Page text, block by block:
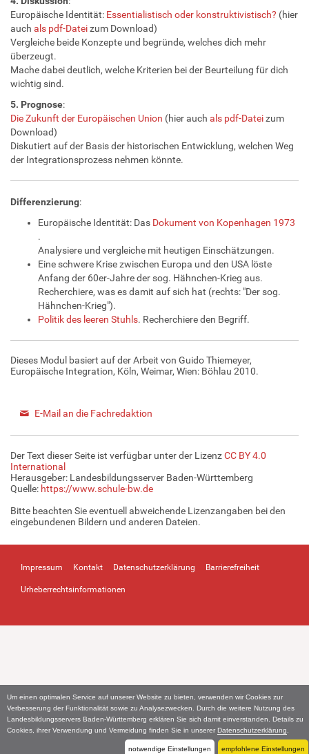
Um einen optimalen Service auf unserer Website zu bieten, verwenden wir Cookies zur
Verbesserung der Funktionalität sowie zu Analysezwecken. Durch die weitere Nutzung des
Landesbildungsservers Baden-Württemberg erklären Sie sich damit einverstanden. Details zu
Cookies, ihrer Verwendung und Vermeidung finden Sie in unserer Datenschutzerklärung
notwendige Einstellungen empfohlene Einstellungen
Europäische Identität: Essentialistisch oder konstruktivistisch? (hier
auch als pdf-Dateizum Download)
Vergleiche beide Konzepte und begründe, welches dich mehr
überzeugt.
Mache dabei deutlich, welche Kriterien bei der Beurteilung für dich
wichtig sind.
5. Prognose:
Die Zukunft der Europäischen Union (hier auch als pdf-Dateizum
Download)
Diskutiert auf der Basis der historischen Entwicklung, welchen Weg
der Integrationsprozess nehmen könnte.
Differenzierung:
Europäische Identität: Das Dokument von Kopenhagen 1973
.
Analysiere und vergleiche mit heutigen Einschätzungen.
Eine schwere Krise zwischen Europa und den USA löste
Anfang der 60er-Jahre der sog. Hähnchen-Krieg aus.
Recherchiere, was es damit auf sich hat (rechts: "Der sog.
Hähnchen-Krieg").
Politik des leeren Stuhls. Recherchiere den Begriff.
Dieses Modul basiert auf der Arbeit von Guido Thiemeyer,
Europäische Integration, Köln, Weimar, Wien: Böhlau 2010.
E-Mail an die Fachredaktion
Der Text dieser Seite ist verfügbar unter der LizenzCC BY 4.0
International
Herausgeber: Landesbildungsserver Baden-Württemberg
Quelle: https://www.schule-bw.de
Bitte beachten Sie eventuell abweichende Lizenzangaben bei den
eingebundenen Bildern und anderen Dateien.
Impressum Kontakt Datenschutzerklärung Barrierefreiheit
Urheberrechtsinformationen